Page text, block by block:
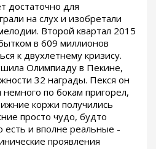
достаточно для
на слух и изобретали
Второй квартал 2015
в 609 миллионов
к двухлетнему кризису.
Олимпиаду в Пекине,
32 награды. Пекся он
по бокам пригорел,
коржи получились
просто чудо, будто
и вполне реальные -
проявления